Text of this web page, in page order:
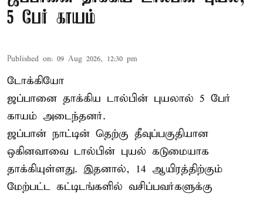
5 பேர் காயம்
Published on: 09 Aug 2026, 12:30 pm
டோக்கியோ
ஜப்பானை தாக்கிய டால்பின் புயலால் 5 பேர்
காயம் அடைந்தனர்.
ஜப்பான் நாட்டின் தெற்கு தீவுப்பகுதியான
ஒகினவாவை டால்பின் புயல் கடுமையாக
தாக்கியுள்ளது. இதனால், 14 ஆயிரத்திற்கும்
மேற்பட்ட கட்டிடங்களில் வசிப்பவர்களுக்கு